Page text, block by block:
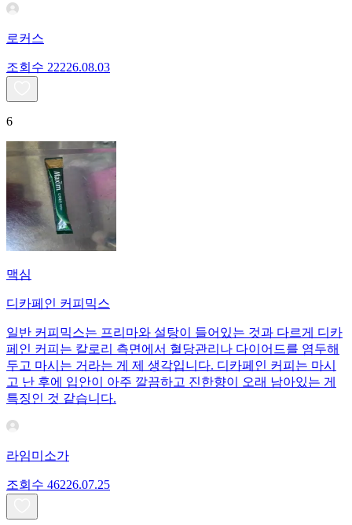
로커스
조회수 22226.08.03
6
맥심
디카페인 커피믹스
일반 커피믹스는 프리마와 설탕이 들어있는 것과 다르게 디카
페인 커피는 칼로리 측면에서 혈당관리나 다이어드를 염두해
두고 마시는 거라는 게 제 생각입니다. 디카페인 커피는 마시
고 난 후에 입안이 아주 깔끔하고 진한향이 오래 남아있는 게
특징인 것 같습니다.
라임미소가
조회수 46226.07.25